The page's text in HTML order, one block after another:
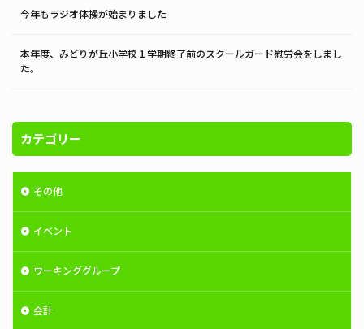
今年もラジオ体操が始まりました
本年度、みどりが丘小学校１学期終了前のスクールガード慰労会をしまし
た。
カテゴリー
その他
イベント
ワーキンググループ
会計